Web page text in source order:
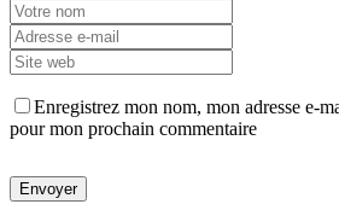
Enregistrez mon nom, mon adresse e-
pour mon prochain commentaire